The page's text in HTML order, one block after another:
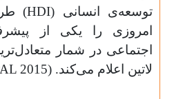
توسعه‌ی انسانی (HDI
)
امروزی را یکی از
اجتماعی در شمار
لاتین اعلام می‌کند. (2015